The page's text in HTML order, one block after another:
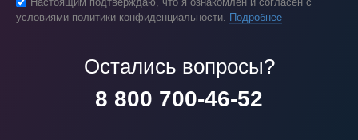
условиями политики конфиденциальности. Подробнее
Остались вопросы?
8 800 700-46-52